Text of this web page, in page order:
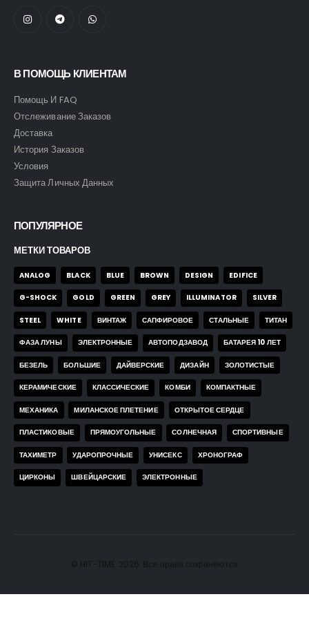
В ПОМОЩЬ КЛИЕНТАМ
Помощь И FAQ
Отслеживание Заказов
Доставка
История Заказов
Условия
Защита Личных Данных
ПОПУЛЯРНОЕ
МЕТКИ ТОВАРОВ
ANALOG BLACK BLUE BROWN DESIGN EDIFICE
G-SHOCK GOLD GREEN GREY ILLUMINATOR SILVER
STEEL WHITE ВИНТАЖ САПФИРОВОЕ СТАЛЬНЫЕ ТИТАН
ФАЗА ЛУНЫ ЭЛЕКТРОННЫЕ АВТОПОДЗАВОД БАТАРЕЯ 10 ЛЕТ
БЕЗЕЛЬ БОЛЬШИЕ ДАЙВЕРСКИЕ ДИЗАЙН ЗОЛОТИСТЫЕ
КЕРАМИЧЕСКИЕ КЛАССИЧЕСКИЕ КОМБИ КОМПАКТНЫЕ
МЕХАНИКА МИЛАНСКОЕ ПЛЕТЕНИЕ ОТКРЫТОЕ СЕРДЦЕ
ПЛАСТИКОВЫЕ ПРЯМОУГОЛЬНЫЕ СОЛНЕЧНАЯ СПОРТИВНЫЕ
ТАХИМЕТР УДАРОПРОЧНЫЕ УНИСЕКС ХРОНОГРАФ
ЦИРКОНЫ ШВЕЙЦАРСКИЕ ЭЛЕКТРОННЫЕ
© HIT-TIME. 2026. Все права сохраняются